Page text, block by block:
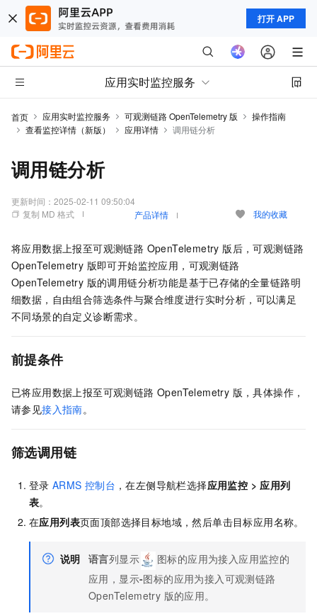
打开 APP
应用实时监控服务
首页 应用实时监控服务 可观测链路 OpenTelemetry 版
操作指南
查看监控详情（新版）
应用详情 调用链分析
调用链分析
更新时间： 2025-02-11 09:50:04
复制 MD 格式
产品详情 我的收藏
将应用数据上报至可观测链路 OpenTelemetry 版后，可观测链路
OpenTelemetry 版即可开始监控应用， 可观测链路
OpenTelemetry 版的调用链分析功能是基于已存储的全量链路明
细数据，自由组合筛选条件与聚合维度进行实时分析，可以满足
不同场景的自定义诊断需求。
前提条件
已将应用数据上报至可观测链路 OpenTelemetry 版 ，具体操作，
请参见接入指南。
筛选调用链
登录 ARMS 控制台 ，在左侧导航栏选择应用监控 >应用列
表。
在应用列表页面顶部选择目标地域，然后单击目标应用名称。
说明 语言列显示
图标的应用为接入应用监控的
应用，显示-图标的应用为接入可观测链路
OpenTelemetry 版的应用。